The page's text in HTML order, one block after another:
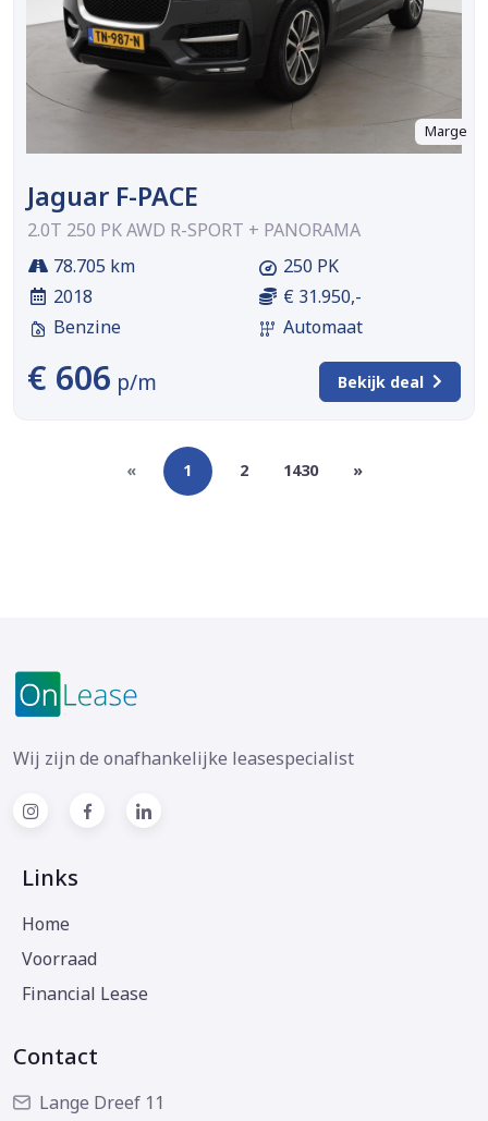
Marge
Jaguar F-PACE
2.0T 250 PK AWD R-SPORT + PANORAMA
78.705 km
2018
Benzine
250 PK
€ 31.950,-
Automaat
€ 606 p/m Bekijk deal
« 1 2 1430 »
Wij zijn de onafhankelijke leasespecialist
Links
Home
Voorraad
Financial Lease
Contact
Lange Dreef 11